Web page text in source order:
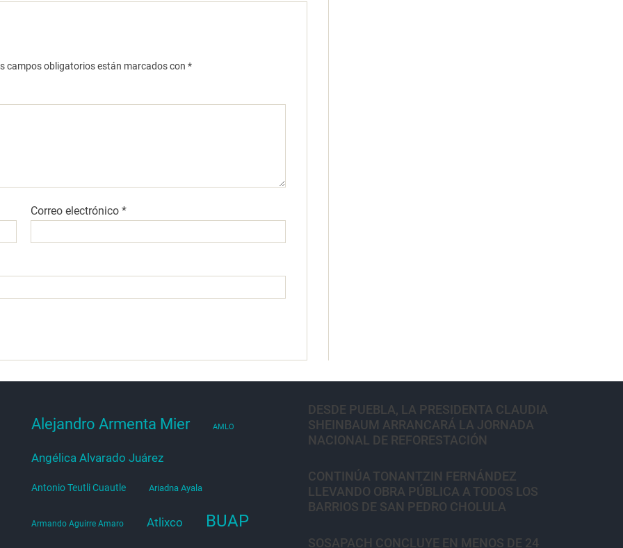
campos obligatorios están marcados con *
Correo electrónico*
Alejandro Armenta Mier AMLO
Angélica Alvarado Juárez
Antonio Teutli Cuautle Ariadna Ayala
Armando Aguirre Amaro Atlixco BUAP
DESDE PUEBLA, LA PRESIDENTA CLAUDIA
SHEINBAUM ARRANCARÁ LA JORNADA
NACIONAL DE REFORESTACIÓN
CONTINÚA TONANTZIN FERNÁNDEZ
LLEVANDO OBRA PÚBLICA A TODOS LOS
BARRIOS DE SAN PEDRO CHOLULA
SOSAPACH CONCLUYE EN MENOS DE 24